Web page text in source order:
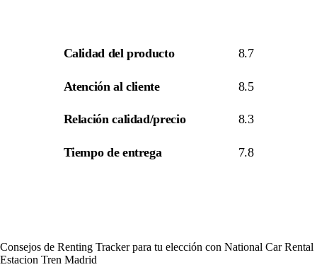
Calidad del producto 8.7
Atención al cliente 8.5
Relación calidad/precio 8.3
Tiempo de entrega 7.8
Consejos de Renting Tracker para tu elección con National Car Rental
Estacion Tren Madrid